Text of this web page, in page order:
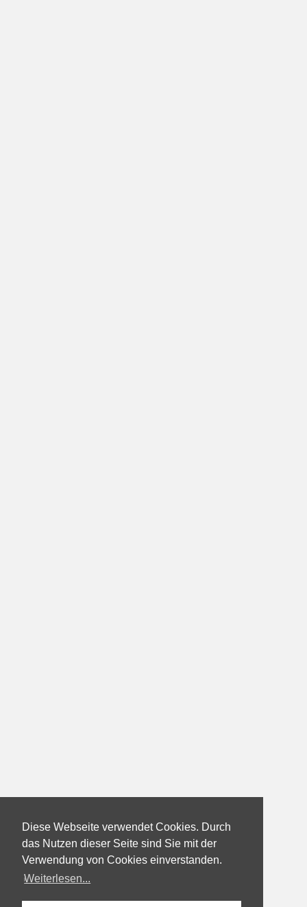
Diese Webseite verwendet Cookies. Durch
das Nutzen dieser Seite sind Sie mit der
Verwendung von Cookies einverstanden.
Weiterlesen...